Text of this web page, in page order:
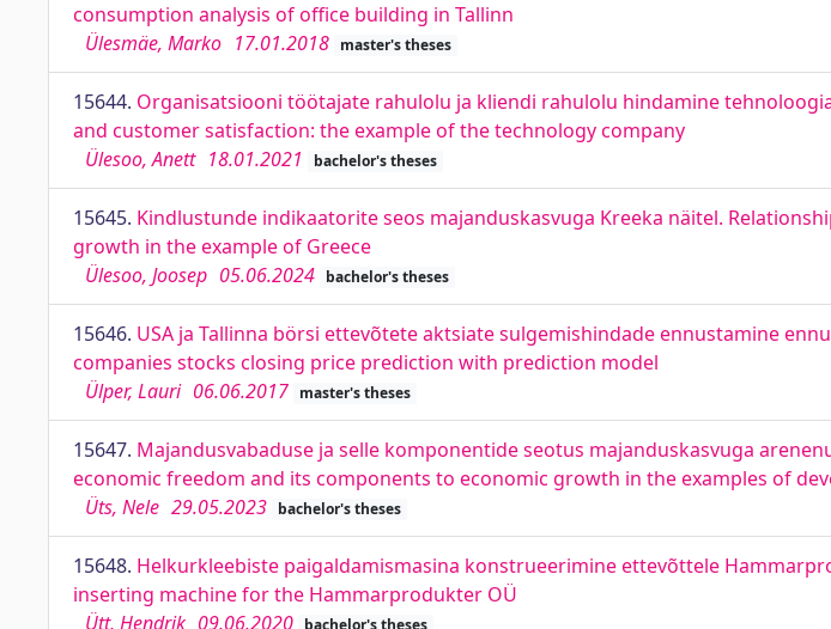
consumption analysis of office building in Tallinn
Ülesmäe, Marko 17.01.2018 master's theses
15644. Organisatsiooni töötajate rahulolu ja kliendi rahulolu hindamine
and customer satisfaction: the example of the technology company
Ülesoo, Anett 18.01.2021 bachelor's theses
15645. Kindlustunde indikaatorite seos majanduskasvuga Kreeka näitel.
growth in the example of Greece
Ülesoo, Joosep 05.06.2024 bachelor's theses
15646. USA ja Tallinna börsi ettevõtete aktsiate sulgemishindade ennustamine
companies stocks closing price prediction with prediction model
Ülper, Lauri 06.06.2017 master's theses
15647. Majandusvabaduse ja selle komponentide seotus majanduskasvuga
economic freedom and its components to economic growth in the examples of
Üts, Nele 29.05.2023 bachelor's theses
15648. Helkurkleebiste paigaldamismasina konstrueerimine ettevõttele
inserting machine for the Hammarprodukter OÜ
Ütt, Hendrik 09.06.2020 bachelor's theses